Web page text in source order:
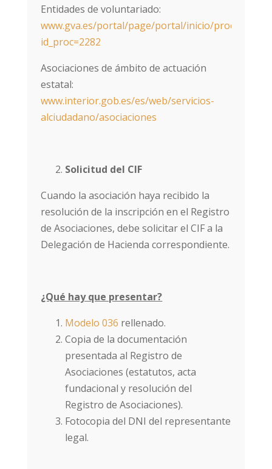
Entidades de voluntariado:
www.gva.es/portal/page/portal/inicio/
id_proc=2282
Asociaciones de ámbito de actuación
estatal:
www.interior.gob.es/es/web/servicios-
alciudadano/asociaciones
Solicitud del CIF
Cuando la asociación haya recibido la
resolución de la inscripción en el Registro
de Asociaciones, debe solicitar el CIF a la
Delegación de Hacienda correspondiente.
¿Qué hay que presentar?
Modelo 036 rellenado.
Copia de la documentación
presentada al Registro de
Asociaciones (estatutos, acta
fundacional y resolución del
Registro de Asociaciones).
Fotocopia del DNI del representante
legal.